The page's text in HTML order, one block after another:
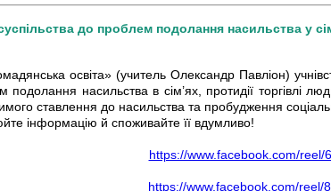
до проблем подолання насильства у
освіта» (учитель Олександр Павліон)
подолання насильства в сім’ях, протидії
ставлення до насильства та пробудження
інформацію й споживайте її вдумливо!
https://www.facebook.com/reel/
https://www.facebook.com/reel/